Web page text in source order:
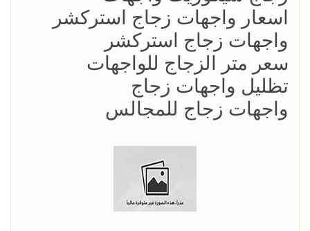
اسعار واجهات زجاج استركشر
واجهات زجاج استركشر
سعر متر الزجاج للواجهات
تظليل واجهات زجاج
واجهات زجاج للمجالس